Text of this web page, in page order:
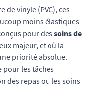
de vinyle (PVC), ces
moins élastiques
pour des soins de
majeur, et où la
priorité absolue.
pour les tâches
des repas ou les soins